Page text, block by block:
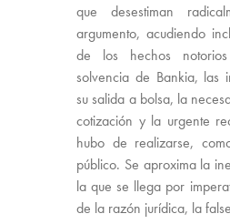
que desestiman
argumento, acudiendo
de los hechos
solvencia de Bankia, las
su salida a bolsa, la
cotización y la urgente
hubo de realizarse,
público. Se aproxima la
la que se llega por
de la razón jurídica, la